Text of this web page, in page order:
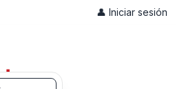
👤 Iniciar sesión